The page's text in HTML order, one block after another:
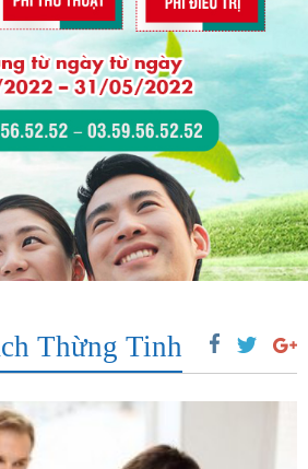
Thừng Tinh